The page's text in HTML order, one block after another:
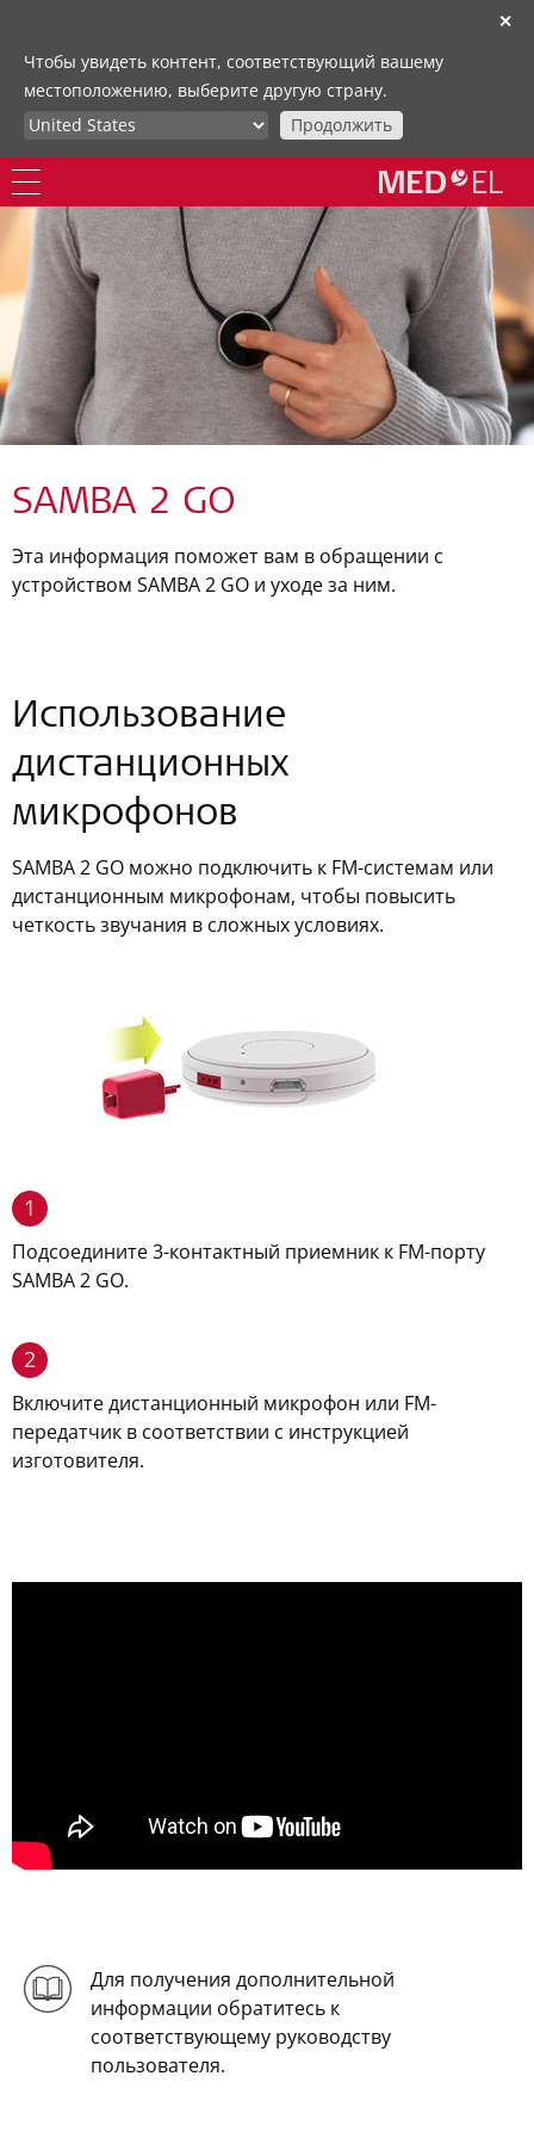
✕
Чтобы увидеть контент, соответствующий вашему
местоположению, выберите другую страну.
Продолжить
SAMBA 2 GO
Эта информация поможет вам в обращении с
устройством SAMBA 2 GO и уходе за ним.
Использование
дистанционных
микрофонов
SAMBA 2 GO можно подключить к FM-системам или
дистанционным микрофонам, чтобы повысить
четкость звучания в сложных условиях.
1
Подсоедините 3-контактный приемник к FM-порту
SAMBA 2 GO.
2
Включите дистанционный микрофон или FM-
передатчик в соответствии с инструкцией
изготовителя.
Для получения дополнительной
информации обратитесь к
соответствующему руководству
пользователя.